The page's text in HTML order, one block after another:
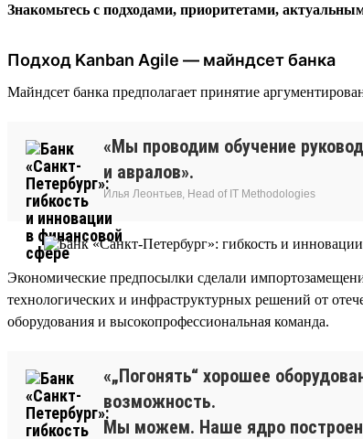
Знакомьтесь с подходами, приоритетами,
Подход Kanban Agile — майндсет банка
Майндсет банка предполагает принятие
«Мы проводим обучение
и авралов».
Илья Леонтьев, Head of IT Methodologies
Экономические предпосылки сделали
технологических и инфраструктурных решений от
оборудования и высокопрофессиональная команда.
«„Погонять“ хорошее
возможность.
Мы можем. Наше ядро